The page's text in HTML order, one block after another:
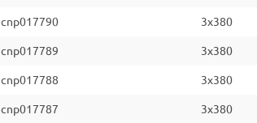
cnp017790 3x380
cnp017789 3x380
cnp017788 3x380
cnp017787 3x380